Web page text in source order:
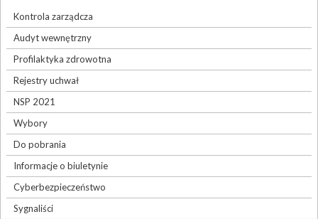
Kontrola zarządcza
Audyt wewnętrzny
Profilaktyka zdrowotna
Rejestry uchwał
NSP 2021
Wybory
Do pobrania
Informacje o biuletynie
Cyberbezpieczeństwo
Sygnaliści